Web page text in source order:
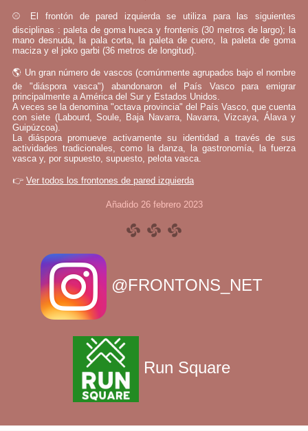
⚾ El frontón de pared izquierda se utiliza para las siguientes
disciplinas : paleta de goma hueca y frontenis (30 metros de largo); la
mano desnuda, la pala corta, la paleta de cuero, la paleta de goma
maciza y el joko garbi (36 metros de longitud).
🌎 Un gran número de vascos (comúnmente agrupados bajo el nombre
de "diáspora vasca") abandonaron el País Vasco para emigrar
principalmente a América del Sur y Estados Unidos.
A veces se la denomina "octava provincia" del País Vasco, que cuenta
con siete (Labourd, Soule, Baja Navarra, Navarra, Vizcaya, Álava y
Guipúzcoa).
La diáspora promueve activamente su identidad a través de sus
actividades tradicionales, como la danza, la gastronomía, la fuerza
vasca y, por supuesto, supuesto, pelota vasca.
👉 Ver todos los frontones de pared izquierda
Añadido 26 febrero 2023
@FRONTONS_NET
Run Square